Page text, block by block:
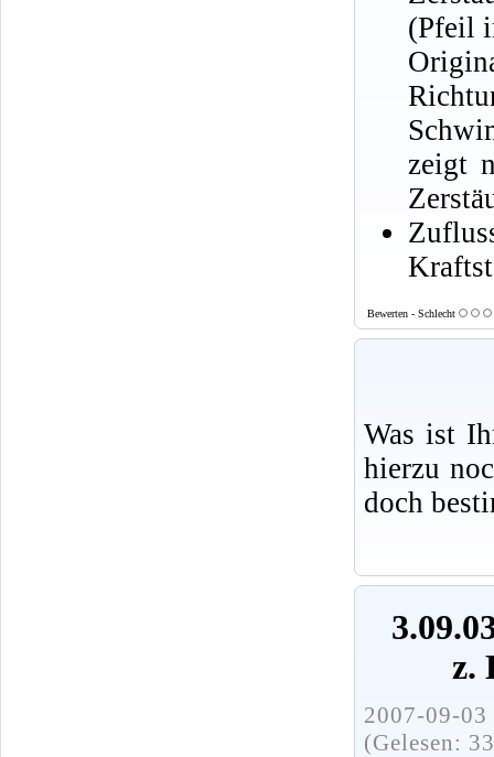
(Pfeil
zeigt
Bewerten - Schlecht
Was ist
hierzu
doch
z.
2007-09-
(Gelesen: